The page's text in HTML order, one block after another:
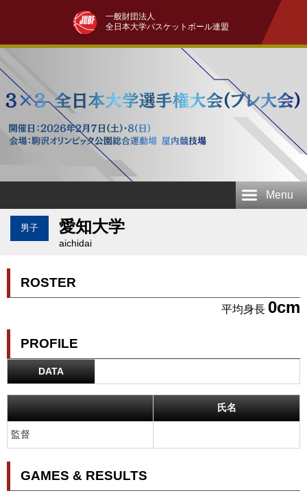
一般財団法人
全日本大学バスケットボール連盟
Menu
男子 愛知大学
aichidai
ROSTER
平均身長 0cm
PROFILE
DATA
氏名
監督
GAMES & RESULTS